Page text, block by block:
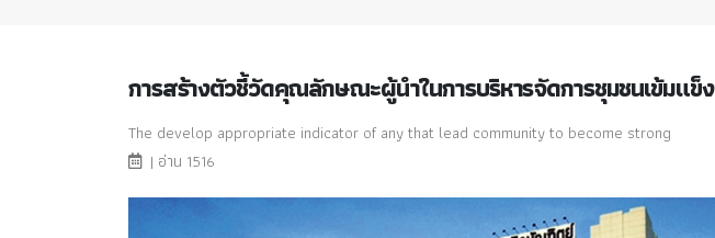
การสร้างตัวชี้วัดคุณลักษณะผู้นำในการบริหารจัดการชุมชนเข้มแข็ง
The develop appropriate indicator of any that lead community to become strong
| อ่าน 1516